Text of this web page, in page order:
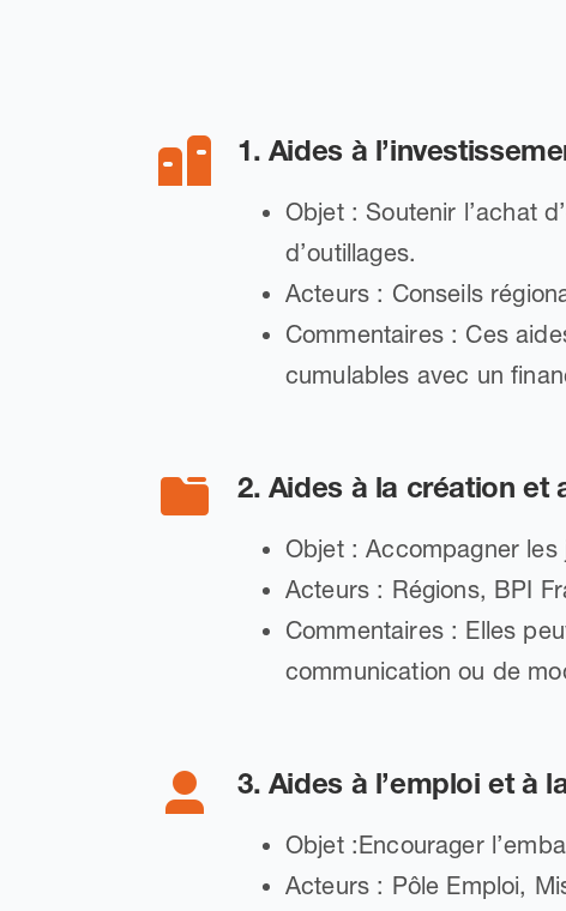
1. Aides à
Objet : Soutenir l’achat
d’outillages.
Acteurs : Conseils
Commentaires : Ces
cumulables avec un
2. Aides à la création et
Objet : Accompagner les
Acteurs : Régions, BPI
Commentaires : Elles
communication ou de
3. Aides à l’emploi et à
Objet :Encourager
Acteurs : Pôle Emploi,